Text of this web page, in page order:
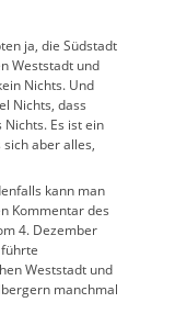
ja, die Südstadt
Weststadt und
Nichts. Und
Nichts, dass
Es ist ein
aber alles,
kann man
Kommentar des
4. Dezember
Weststadt und
manchmal